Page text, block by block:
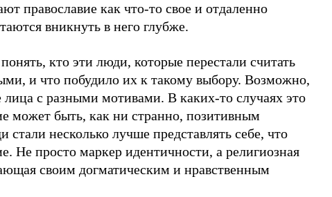
православие как что-то свое и отдаленно
вникнуть в него глубже.
кто эти люди, которые перестали считать
и что побудило их к такому выбору. Возможно,
лица с разными мотивами. В каких-то случаях это
может быть, как ни странно, позитивным
стали несколько лучше представлять себе, что
Не просто маркер идентичности, а религиозная
своим догматическим и нравственным